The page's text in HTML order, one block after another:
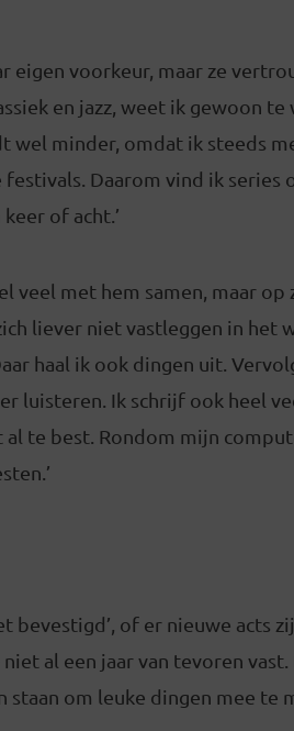
eigen voorkeur, maar ze
en jazz, weet ik gewoon te
wel minder, omdat ik steeds
Daarom vind ik series
of acht.’
veel met hem samen, maar op
liever niet vastleggen in het
haal ik ook dingen uit.
luisteren. Ik schrijf ook heel
te best. Rondom mijn
bevestigd’, of er nieuwe acts
al een jaar van tevoren vast.
om leuke dingen mee te